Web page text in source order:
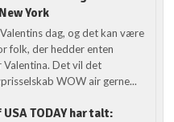
York
dag, og det kan være
folk, der hedder enten
Valentina. Det vil det
WOW air gerne...
TODAY har talt: